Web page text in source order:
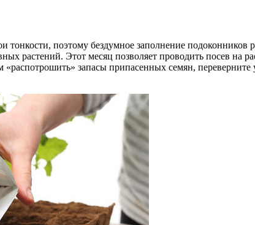
тонкости, поэтому бездумное заполнение
растений. Этот месяц позволяет проводить посев на
запасы припасенных семян,